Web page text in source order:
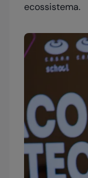
ecossistema.